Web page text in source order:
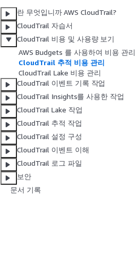
란 무엇입니까 AWS CloudTrail?
CloudTrail 자습서
CloudTrail 비용 및 사용량 보기
AWS Budgets 를 사용하여 비용 관리
CloudTrail 추적 비용 관리
CloudTrail Lake 비용 관리
CloudTrail 이벤트 기록 작업
CloudTrail Insights를 사용한 작업
CloudTrail Lake 작업
CloudTrail 추적 작업
CloudTrail 설정 구성
CloudTrail 이벤트 이해
CloudTrail 로그 파일
보안
문서 기록